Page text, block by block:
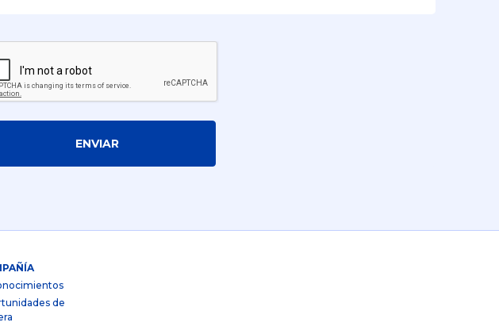
ENVIAR
de